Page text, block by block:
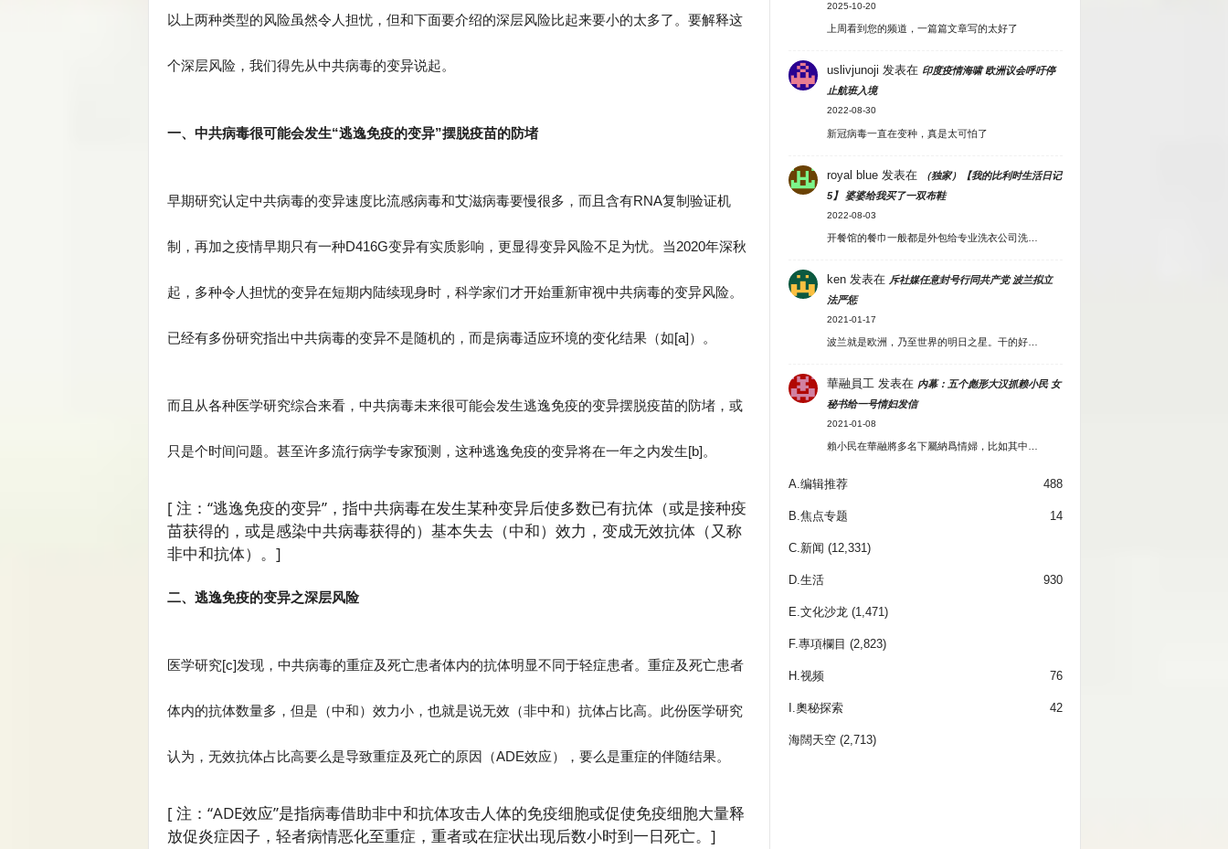
以上两种类型的风险虽然令人担忧，但和下面要介绍的深层风险比起来要小的太多了。要解释这
个深层风险，我们得先从中共病毒的变异说起。
一、中共病毒很可能会发生“逃逸免疫的变异”摆脱疫苗的防堵
早期研究认定中共病毒的变异速度比流感病毒和艾滋病毒要慢很多，而且含有RNA复制验证机
制，再加之疫情早期只有一种D416G变异有实质影响，更显得变异风险不足为忧。当2020年深秋
起，多种令人担忧的变异在短期内陆续现身时，科学家们才开始重新审视中共病毒的变异风险。
已经有多份研究指出中共病毒的变异不是随机的，而是病毒适应环境的变化结果（如[a]）。
而且从各种医学研究综合来看，中共病毒未来很可能会发生逃逸免疫的变异摆脱疫苗的防堵，或
只是个时间问题。甚至许多流行病学专家预测，这种逃逸免疫的变异将在一年之内发生[b]。
[ 注：“逃逸免疫的变异”，指中共病毒在发生某种变异后使多数已有抗体（或是接种疫
苗获得的，或是感染中共病毒获得的）基本失去（中和）效力，变成无效抗体（又称
非中和抗体）。]
二、逃逸免疫的变异之深层风险
医学研究[c]发现，中共病毒的重症及死亡患者体内的抗体明显不同于轻症患者。重症及死亡患者
体内的抗体数量多，但是（中和）效力小，也就是说无效（非中和）抗体占比高。此份医学研究
认为，无效抗体占比高要么是导致重症及死亡的原因（ADE效应），要么是重症的伴随结果。
[ 注：“ADE效应”是指病毒借助非中和抗体攻击人体的免疫细胞或促使免疫细胞大量释
放促炎症因子，轻者病情恶化至重症，重者或在症状出现后数小时到一日死亡。]
2025-10-20
上周看到您的频道，一篇篇文章写的太好了
uslivjunoji 发表在 印度疫情海啸 欧洲议会呼吁停
止航班入境
2022-08-30
新冠病毒一直在变种，真是太可怕了
royal blue发表在
（独家）【我的比利时生活日记
5】 婆婆给我买了一双布鞋
2022-08-03
开餐馆的餐巾一般都是外包给专业洗衣公司洗…
ken发表在 斥社媒任意封号行同共产党 波兰拟立
法严惩
2021-01-17
波兰就是欧洲，乃至世界的明日之星。干的好…
華融員工 发表在 内幕：五个彪形大汉抓赖小民 女
秘书给一号情妇发信
2021-01-08
賴小民在華融將多名下屬納爲情婦，比如其中…
A.编辑推荐 488
B.焦点专题 14
C.新闻 (12,331)
D.生活 930
E.文化沙龙 (1,471)
F.專項欄目 (2,823)
H.视频 76
I.奧秘探索 42
海闊天空(2,713)